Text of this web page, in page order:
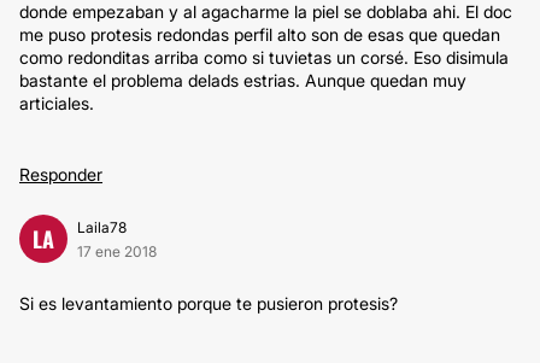
donde empezaban y al agacharme la piel se doblaba ahi. El doc
me puso protesis redondas perfil alto son de esas que quedan
como redonditas arriba como si tuvietas un corsé. Eso disimula
bastante el problema delads estrias. Aunque quedan muy
articiales.
Responder
LA
Laila78
17 ene 2018
Si es levantamiento porque te pusieron protesis?